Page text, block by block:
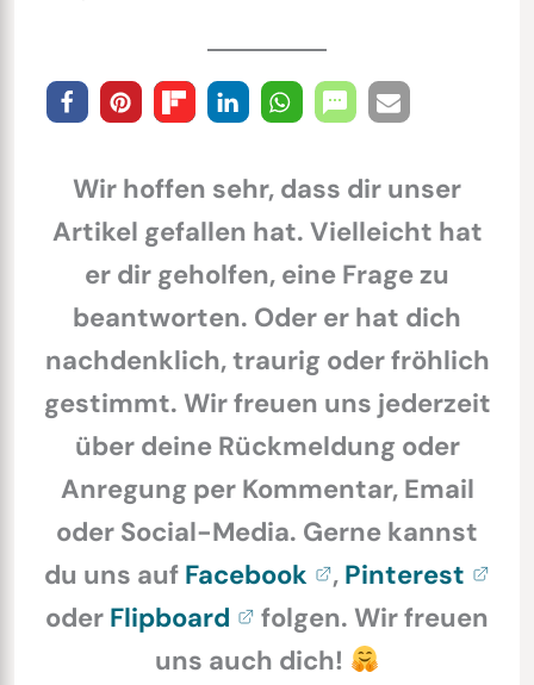
Wir hoffen sehr, dass dir unser
Artikel gefallen hat. Vielleicht hat
er dir geholfen, eine Frage zu
beantworten. Oder er hat dich
nachdenklich, traurig oder fröhlich
gestimmt. Wir freuen uns jederzeit
über deine Rückmeldung oder
Anregung per Kommentar, Email
oder Social-Media. Gerne kannst
du uns auf Facebook , Pinterest
oder Flipboard
folgen. Wir freuen
uns auch dich!